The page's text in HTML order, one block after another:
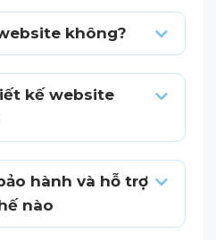
không?
kế website
hành và hỗ trợ
nào